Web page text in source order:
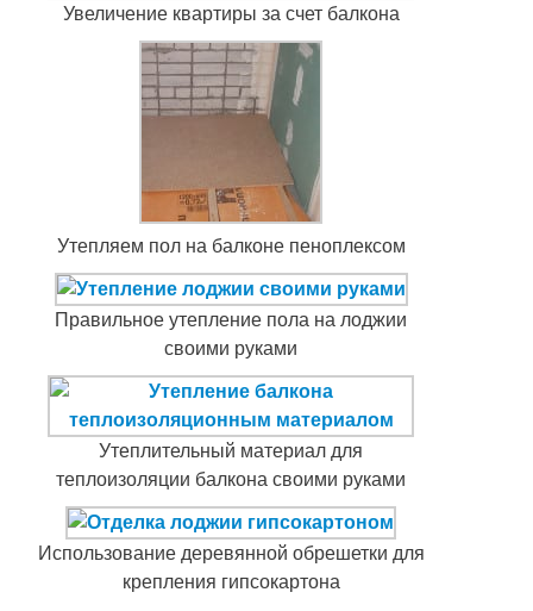
Увеличение квартиры за счет балкона
Утепляем пол на балконе пеноплексом
Правильное утепление пола на лоджии
своими руками
Утеплительный материал для
теплоизоляции балкона своими руками
Использование деревянной обрешетки для
крепления гипсокартона